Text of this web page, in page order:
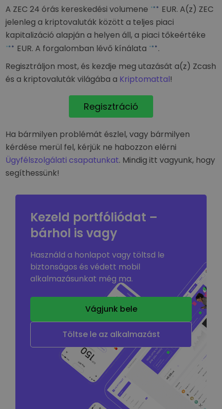
A ZEC 24 órás kereskedési volumene
EUR. A(z) ZEC
jelenleg a kriptovaluták között a teljes piaci
kapitalizáció alapján a helyen áll, a piaci tőkeértéke
EUR. A forgalomban lévő kínálata
.
Regisztráljon most, és kezdje meg utazását a(z) Zcash
és a kriptovaluták világába a Kriptomattal!
Regisztráció
Ha bármilyen problémát észlel, vagy bármilyen
kérdése merül fel, kérjük ne habozzon elérni
Ügyfélszolgálati csapatunkat. Mindig itt vagyunk, hogy
segíthessünk!
Kezeld portfóliódat –
bárhol is vagy
Használd a honlapot vagy töltsd le
biztonságos és védett mobil
alkalmazásunkat még ma.
Vágjunk bele
Töltse le az alkalmazást